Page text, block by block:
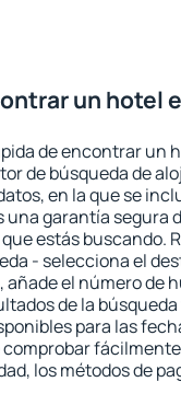
un hotel
de encontrar un
de búsqueda de
en la que se
una garantía segura
estás buscando.
- selecciona el
añade el número de
de la
para las
comprobar
los métodos de